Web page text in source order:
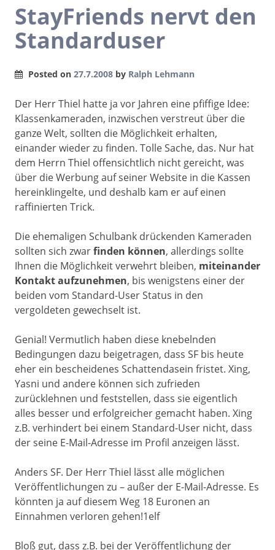
StayFriends nervt den
Standarduser
Posted on 27.7.2008 by Ralph Lehmann
Der Herr Thiel hatte ja vor Jahren eine pfiffige Idee:
Klassenkameraden, inzwischen verstreut über die
ganze Welt, sollten die Möglichkeit erhalten,
einander wieder zu finden. Tolle Sache, das. Nur hat
dem Herrn Thiel offensichtlich nicht gereicht, was
über die Werbung auf seiner Website in die Kassen
hereinklingelte, und deshalb kam er auf einen
raffinierten Trick.
Die ehemaligen Schulbank drückenden Kameraden
sollten sich zwarfinden können, allerdings sollte
Ihnen die Möglichkeit verwehrt bleiben, miteinander
Kontakt aufzunehmen, bis wenigstens einer der
beiden vom Standard-User Status in den
vergoldeten gewechselt ist.
Genial! Vermutlich haben diese knebelnden
Bedingungen dazu beigetragen, dass SF bis heute
eher ein bescheidenes Schattendasein fristet. Xing,
Yasni und andere können sich zufrieden
zurücklehnen und feststellen, dass sie eigentlich
alles besser und erfolgreicher gemacht haben. Xing
z.B. verhindert bei einem Standard-User nicht, dass
der seine E-Mail-Adresse im Profil anzeigen lässt.
Anders SF. Der Herr Thiel lässt alle möglichen
Veröffentlichungen zu – außer der E-Mail-Adresse. Es
könnten ja auf diesem Weg 18 Euronen an
Einnahmen verloren gehen!1elf
Bloß gut, dass z.B. bei der Veröffentlichung der